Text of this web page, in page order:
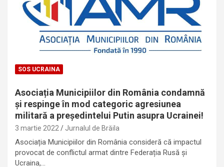
SOS UCRAINA
Asociația Municipiilor din România condamnă
și respinge în mod categoric agresiunea
militară a președintelui Putin asupra Ucrainei!
3 martie 2022 Jurnalul de Brăila
Asociația Municipiilor din România consideră că impactul
provocat de conflictul armat dintre Federația Rusă și
Ucraina,…